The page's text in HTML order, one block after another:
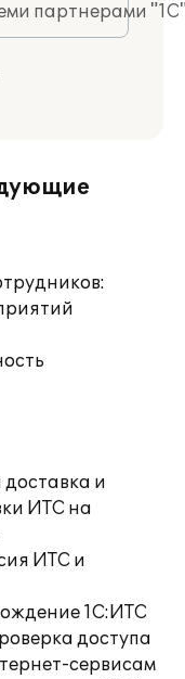
партнерами
и
ИТС на
ИТС и
1С:ИТС
доступа
сервисам